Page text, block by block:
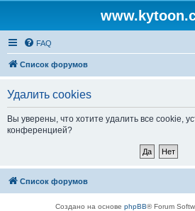
FAQ
Список форумов
Удалить cookies
Вы уверены, что хотите удалить все cookie,
конференцией?
Список форумов
Создано на основе phpBB® Forum